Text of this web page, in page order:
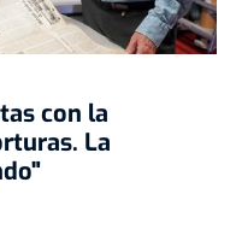
con la
La